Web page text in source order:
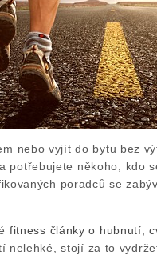
nebo vyjít do bytu bez
potřebujete někoho, kdo
poradců se
fitness články o hubnutí,
nelehké, stojí za to